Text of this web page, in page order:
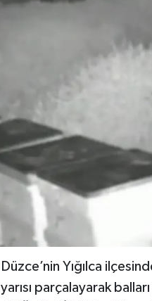
Düzce’nin Yığılca
yarısı parçalayarak